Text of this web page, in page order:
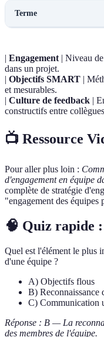
Terme
| Engagement | Niveau
dans un projet.
| Objectifs SMART |
et mesurables.
| Culture de feedback |
constructifs entre
📺 Ressource
Pour aller plus loin :
d'engagement en équipe
complète de stratégie
"engagement des équipes
🧠 Quiz rapide :
Quel est l'élément le plus
d'une équipe ?
A) Objectifs flous
B) Reconnaissance
C) Communication
Réponse : B — La
des membres de l'équipe.